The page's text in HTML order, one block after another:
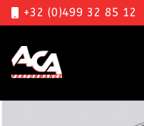
+32 (0)499 32 85 12